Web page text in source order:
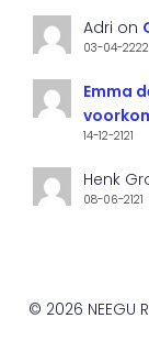
Adri on
03-04-2222
Emma
14-12-2121
Henk
08-06-2121
© 2026